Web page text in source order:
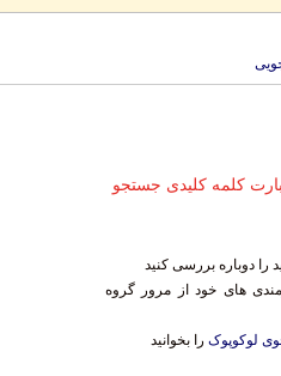
کلمه کلیدی جستجو
را دوباره بررسی کنید
های خود از مرور گروه
لوکوپوک را بخوانید